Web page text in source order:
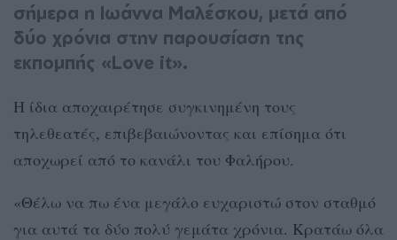
σήμερα η Ιωάννα Μαλέσκου, μετά από
δύο χρόνια στην παρουσίαση της
εκπομπής «Love it».
Η ίδια αποχαιρέτησε συγκινημένη τους
τηλεθεατές, επιβεβαιώνοντας και επίσημα ότι
αποχωρεί από το κανάλι του Φαλήρου.
«Θέλω να πω ένα μεγάλο ευχαριστώ στον σταθμό
για αυτά τα δύο πολύ γεμάτα χρόνια. Κρατάω όλα